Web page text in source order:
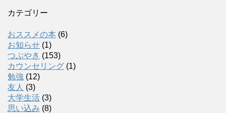
カテゴリー
おススメの本 (6)
お知らせ (1)
つぶやき (153)
カウンセリング (1)
勉強 (12)
友人 (3)
大学生活 (3)
思い込み (8)